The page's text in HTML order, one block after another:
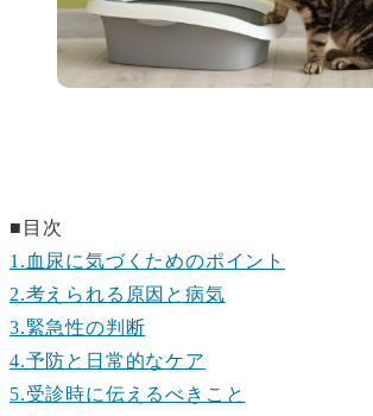
■目次
1.血尿に気づくためのポイント
2.考えられる原因と病気
3.緊急性の判断
4.予防と日常的なケア
5.受診時に伝えるべきこと